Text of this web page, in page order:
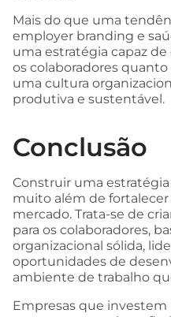
Mais do que uma
employer branding e
uma estratégia capaz
os colaboradores
uma cultura
produtiva e sustentável.
Conclusão
Construir uma
muito além de
mercado. Trata-se de
para os colaboradores,
organizacional sólida,
oportunidades de
ambiente de trabalho
Empresas que